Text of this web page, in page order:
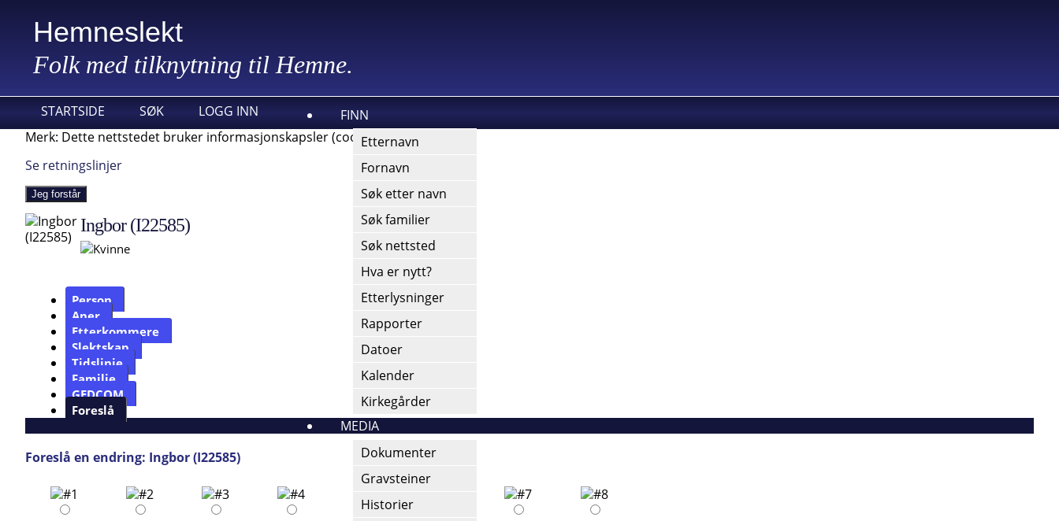
Hemneslekt
Folk med tilknytning til Hemne.
STARTSIDE SØK LOGG INN
FINN
Etternavn
Fornavn
Søk etter navn
Søk familier
Søk nettsted
Hva er nytt?
Etterlysninger
Rapporter
Datoer
Kalender
Kirkegårder
MEDIA
Dokumenter
Gravsteiner
Historier
Merk: Dette nettstedet bruker informasjonskapsler (cookies).
Se retningslinjer
Jeg forstår
Ingbor (I22585)
Person
Aner
Etterkommere
Slektskap
Tidslinje
Familie
GEDCOM
Foreslå
Foreslå en endring: Ingbor (I22585)